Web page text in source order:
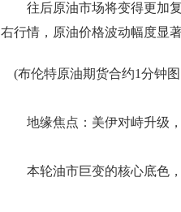
往后原油市场将变得更加复
右行情，原油价格波动幅度显
(布伦特原油期货合约1分钟
地缘焦点：美伊对峙升级，
本轮油市巨变的核心底色，